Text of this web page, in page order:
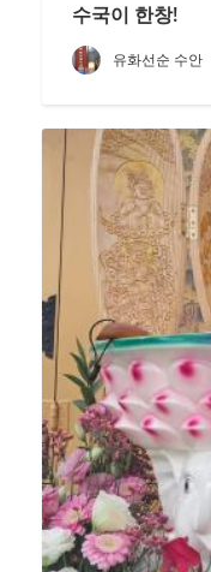
수국이 한창!
유화선순 수안